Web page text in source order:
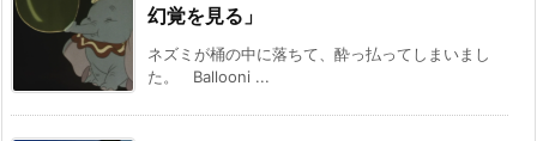
幻覚を見る」
ネズミが桶の中に落ちて、酔っ払ってしまいまし
た。 Ballooni ...